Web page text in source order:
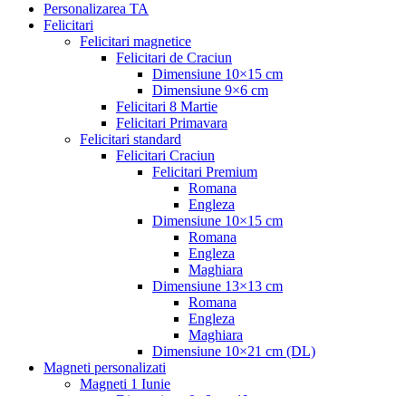
Personalizarea TA
Felicitari
Felicitari magnetice
Felicitari de Craciun
Dimensiune 10×15 cm
Dimensiune 9×6 cm
Felicitari 8 Martie
Felicitari Primavara
Felicitari standard
Felicitari Craciun
Felicitari Premium
Romana
Engleza
Dimensiune 10×15 cm
Romana
Engleza
Maghiara
Dimensiune 13×13 cm
Romana
Engleza
Maghiara
Dimensiune 10×21 cm (DL)
Magneti personalizati
Magneti 1 Iunie